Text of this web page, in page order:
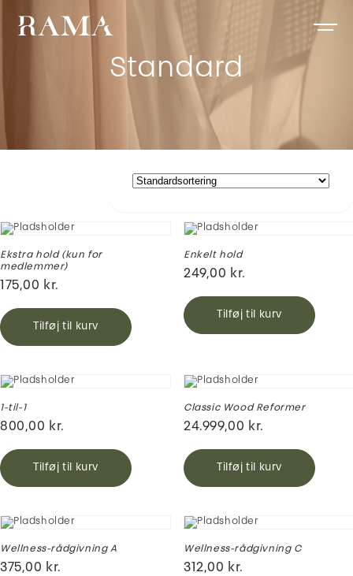
Standard
Ekstra hold (kun for
medlemmer)
175,00 kr.
Tilføj til kurv
Enkelt hold
249,00 kr.
Tilføj til kurv
1-til-1
800,00 kr.
Tilføj til kurv
Classic Wood Reformer
24.999,00 kr.
Tilføj til kurv
Wellness-rådgivning A
375,00 kr.
Wellness-rådgivning C
312,00 kr.